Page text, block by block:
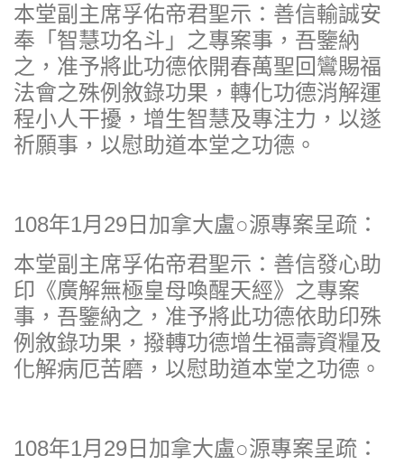
本堂副主席孚佑帝君聖示：善信輸誠安
奉「智慧功名斗」之專案事，吾鑒納
之，准予將此功德依開春萬聖回鸞賜福
法會之殊例敘錄功果，轉化功德消解運
程小人干擾，增生智慧及專注力，以遂
祈願事，以慰助道本堂之功德。
108年1月29日加拿大盧○源專案呈疏：
本堂副主席孚佑帝君聖示：善信發心助
印《廣解無極皇母喚醒天經》之專案
事，吾鑒納之，准予將此功德依助印殊
例敘錄功果，撥轉功德增生福壽資糧及
化解病厄苦磨，以慰助道本堂之功德。
108年1月29日加拿大盧○源專案呈疏：